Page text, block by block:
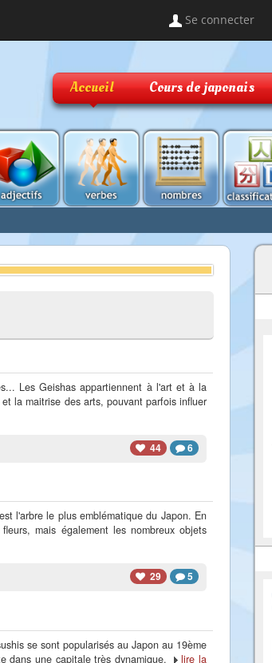
Se connecter
Accueil Cours de japonais
Les Geishas appartiennent à l'art et à la
la maitrise des arts, pouvant parfois influer
44 6
l'arbre le plus emblématique du Japon. En
mais également les nombreux objets
29 5
se sont popularisés au Japon au 19ème
dans une capitale très dynamique.
lire la